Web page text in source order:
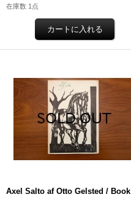
在庫数 1点
Axel Salto af Otto Gelsted / Book